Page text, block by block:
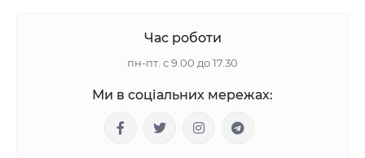
Час роботи
пн-пт. с 9.00 до 17.30
Ми в соціальних мережах: